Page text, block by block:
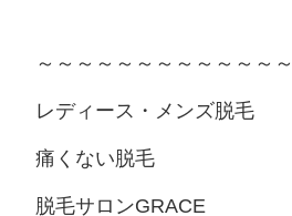
～～～～～～～～～～～～
レディース・メンズ脱毛
痛くない脱毛
脱毛サロンGRACE